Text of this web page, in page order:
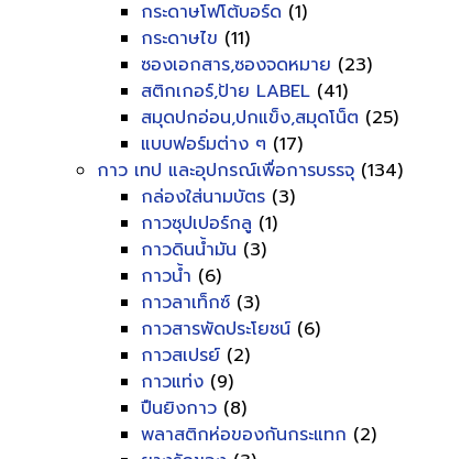
กระดาษโฟโต้บอร์ด (1)
กระดาษไข (11)
ซองเอกสาร,ซองจดหมาย (23)
สติกเกอร์,ป้าย LABEL (41)
สมุดปกอ่อน,ปกแข็ง,สมุดโน็ต (25)
แบบฟอร์มต่าง ๆ (17)
กาว เทป และอุปกรณ์เพื่อการบรรจุ (134)
กล่องใส่นามบัตร (3)
กาวซุปเปอร์กลู (1)
กาวดินน้ำมัน (3)
กาวน้ำ (6)
กาวลาเท็กซ์ (3)
กาวสารพัดประโยชน์ (6)
กาวสเปรย์ (2)
กาวแท่ง (9)
ปืนยิงกาว (8)
พลาสติกห่อของกันกระแทก (2)